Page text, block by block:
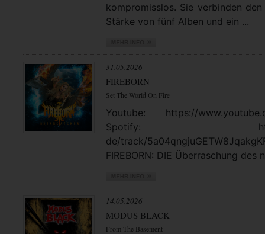
kompromisslos. Sie verbinden
Stärke von fünf Alben und ein ...
31.05.2026
FIREBORN
Set The World On Fire
Youtube: https://
Spotify: https://
de/track/
FIREBORN: DIE Überraschung des
14.05.2026
MODUS BLACK
From The Basement